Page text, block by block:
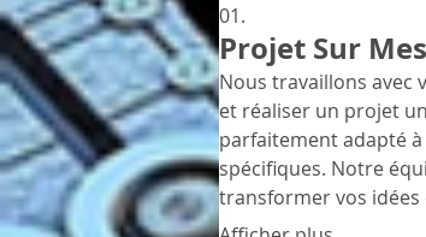
01.
Projet Sur
Nous travaillons avec
et réaliser un projet
parfaitement adapté
spécifiques. Notre
transformer vos idées
tangible, en assurant